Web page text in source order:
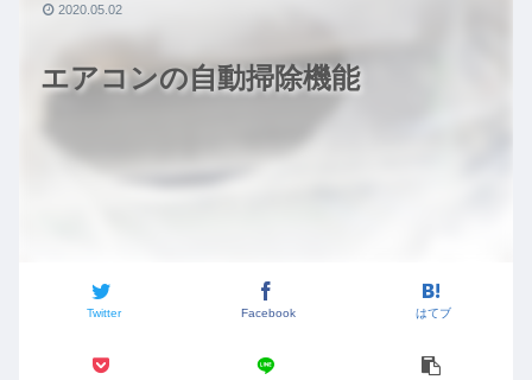
エアコンの自動掃除機能
Twitter Facebook はてブ
2020.05.02